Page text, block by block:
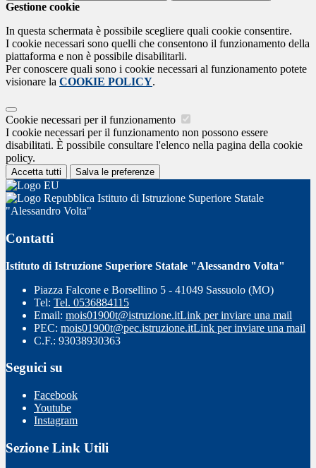
Gestione cookie
In questa schermata è possibile scegliere quali cookie consentire.
I cookie necessari sono quelli che consentono il funzionamento della
piattaforma e non è possibile disabilitarli.
Per conoscere quali sono i cookie necessari al funzionamento potete
visionare la COOKIE POLICY.
Cookie necessari per il funzionamento
I cookie necessari per il funzionamento non possono essere
disabilitati. È possibile consultare l'elenco nella pagina della cookie
policy.
Accetta tutti Salva le preferenze
Istituto di Istruzione Superiore Statale
"Alessandro Volta"
Contatti
Istituto di Istruzione Superiore Statale "Alessandro Volta"
Piazza Falcone e Borsellino 5 - 41049 Sassuolo (MO)
Tel: Tel. 0536884115
Email: mois01900t@istruzione.itLink per inviare una mail
PEC: mois01900t@pec.istruzione.itLink per inviare una mail
C.F.: 93038930363
Seguici su
Facebook
Youtube
Instagram
Sezione Link Utili